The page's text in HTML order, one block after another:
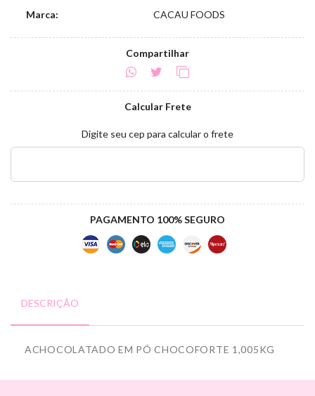
Marca: CACAU FOODS
Compartilhar
Calcular Frete
Digite seu cep para calcular o frete
PAGAMENTO 100% SEGURO
DESCRIÇÃO
ACHOCOLATADO EM PÓ CHOCOFORTE 1,005KG